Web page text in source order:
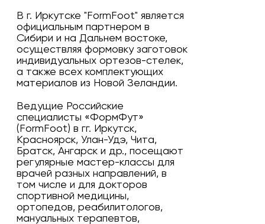
В г. Иркутске "FormFoot" является
официальным партнером в
Сибири и на Дальнем востоке,
осуществляя формовку заготовок
индивидуальных ортезов-стелек,
а также всех комплектующих
материалов из Новой Зеландии.
Ведущие Российские
специалисты «ФормФут»
(FormFoot) в гг. Иркутск,
Красноярск, Улан-Удэ, Чита,
Братск, Ангарск и др., посещают
регулярные мастер-классы для
врачей разных направлений, в
том числе и для докторов
спортивной медицины,
ортопедов, реабилитологов,
мануальных терапевтов,